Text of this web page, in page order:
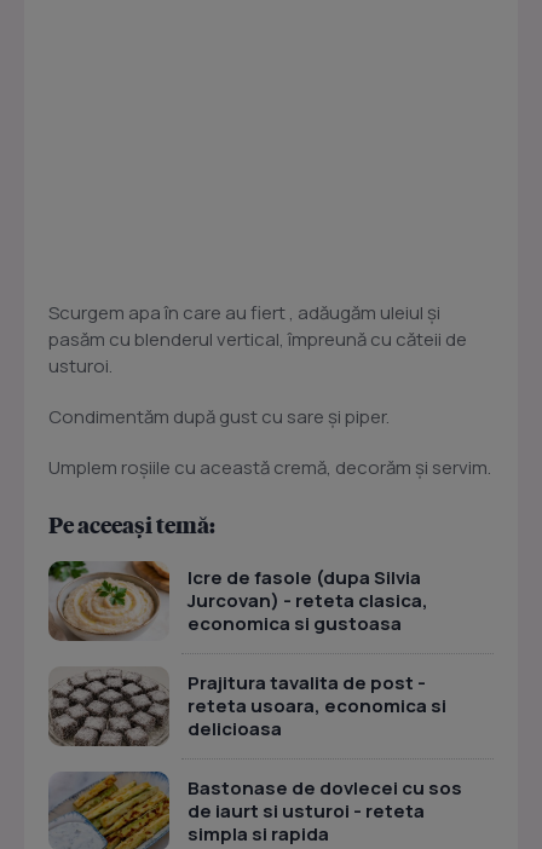
Scurgem apa în care au fiert , adăugăm uleiul şi
pasăm cu blenderul vertical, împreună cu căteii de
usturoi.
Condimentăm după gust cu sare şi piper.
Umplem roşiile cu această cremă, decorăm şi servim.
Pe aceeași temă:
Icre de fasole (dupa Silvia
Jurcovan) - reteta clasica,
economica si gustoasa
Prajitura tavalita de post -
reteta usoara, economica si
delicioasa
Bastonase de dovlecei cu sos
de iaurt si usturoi - reteta
simpla si rapida